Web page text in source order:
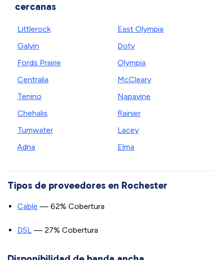
cercanas
Littlerock
Galvin
Fords Prairie
Centralia
Tenino
Chehalis
Tumwater
Adna
East Olympia
Doty
Olympia
McCleary
Napavine
Rainier
Lacey
Elma
Tipos de proveedores en Rochester
Cable — 62% Cobertura
DSL — 27% Cobertura